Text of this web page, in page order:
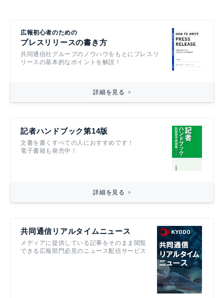
広報初心者のための
プレスリリースの書き方
共同通信社グループのノウハウをもとにプレスリ
リースの基本的なポイントを解説！
詳細を見る
記者ハンドブック第14版
文書を書くすべての人におすすめです！
電子書籍も発売中！
詳細を見る
共同通信リアルタイムニュース
メディアに提供している記事をそのまま閲覧
できる広報部門必見のニュース配信サービス